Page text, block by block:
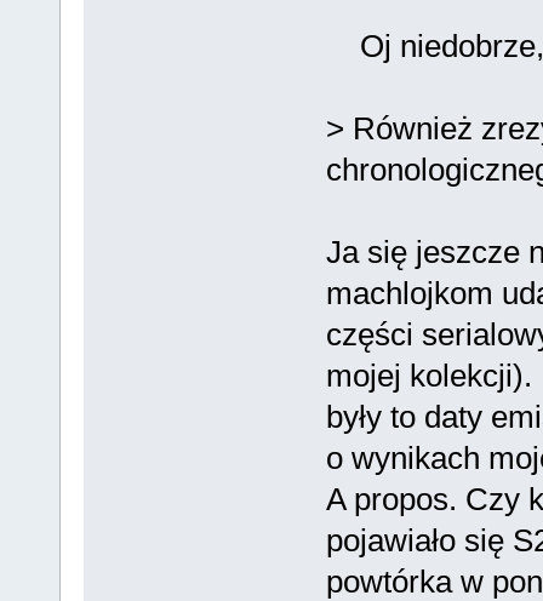
Oj
> Również
Ja się jeszcze
machlojkom
części
mojej kolekcji).
były to daty
o wynikach
A propos. Czy
pojawiało się
powtórka w